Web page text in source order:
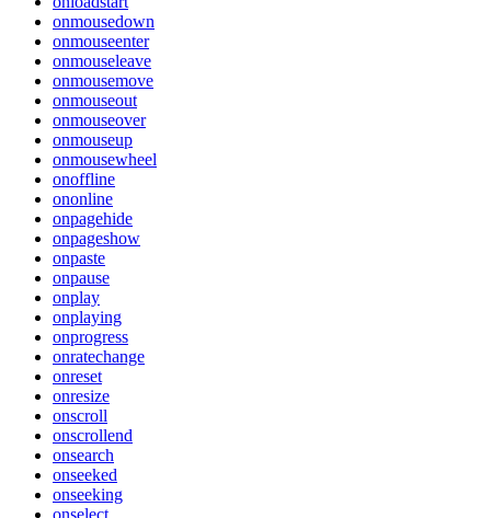
onmousedown
onmouseenter
onmouseleave
onmousemove
onmouseout
onmouseover
onmouseup
onmousewheel
onoffline
ononline
onpagehide
onpageshow
onpaste
onpause
onplay
onplaying
onprogress
onratechange
onreset
onresize
onscroll
onscrollend
onsearch
onseeked
onseeking
onselect